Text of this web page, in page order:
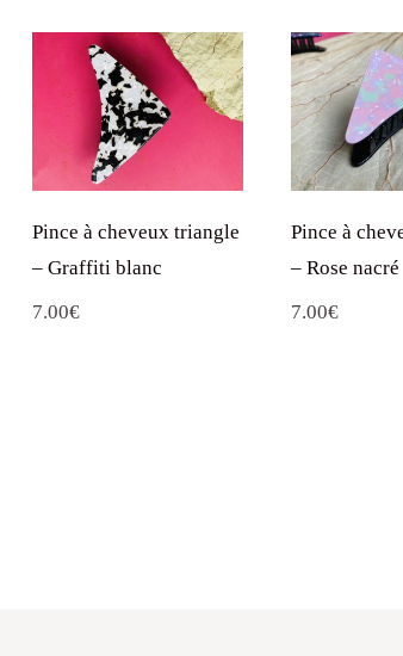
Pince à cheveux triangle
– Graffiti blanc
7.00€
Pince à
– Rose nacré
7.00€